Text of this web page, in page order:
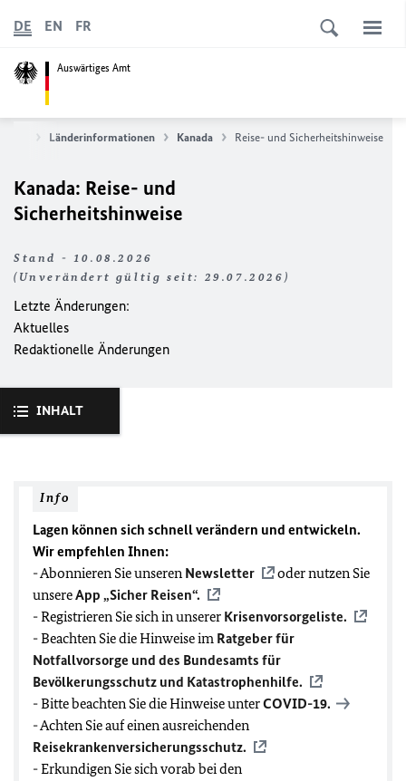
Auswärtiges Amt
DE EN FR
Länderinformationen Kanada Reise- und Sicherheitshinweise
Kanada: Reise- und
Sicherheitshinweise
Stand - 10.08.2026
(Unverändert gültig seit: 29.07.2026)
Letzte Änderungen:
Aktuelles
Redaktionelle Änderungen
INHALT
Info
Lagen können sich schnell verändern und entwickeln.
Wir empfehlen Ihnen:
- Abonnieren Sie unseren Newsletter
oder nutzen Sie
unsereApp „Sicher Reisen“.
- Registrieren Sie sich in unserer Krisenvorsorgeliste.
- Beachten Sie die Hinweise im Ratgeber für
Notfallvorsorge und des Bundesamts für
Bevölkerungsschutz und Katastrophenhilfe.
- Bitte beachten Sie die Hinweise unterCOVID-19.
- Achten Sie auf einen ausreichenden
Reisekrankenversicherungsschutz.
- Erkundigen Sie sich vorab bei den